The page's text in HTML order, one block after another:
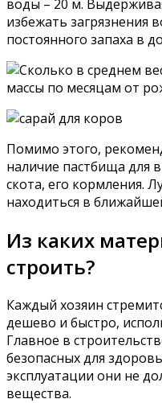
воды – 20 м.
избежать загрязнения
постоянного запаха в
Помимо этого,
наличие пастбища для
скота, его кормления.
находиться в
Из каких
строить?
Каждый хозяин
дешево и быстро,
Главное в
безопасных для
эксплуатации они не
вещества.